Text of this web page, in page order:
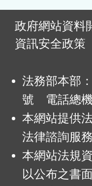
政府網站資料
資訊安全政策
法務部本部
號 電話總機
本網站提供
法律諮詢服務
本網站法規
以公布之書